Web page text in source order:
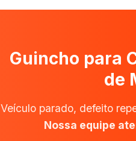
Guincho para
de
Veículo parado, defeito
Nossa equipe